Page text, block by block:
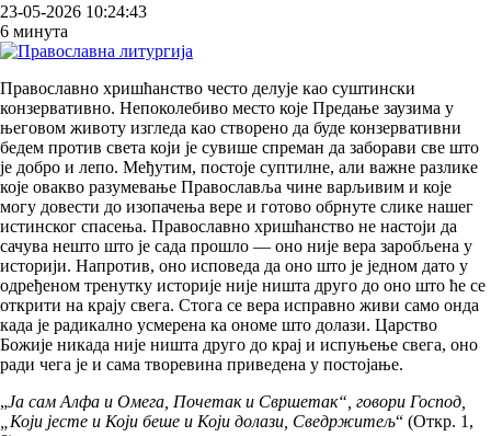
23-05-2026 10:24:43
6 минута
Православно хришћанство често делује као суштински
конзервативно. Непоколебиво место које Предање заузима у
његовом животу изгледа као створено да буде конзервативни
бедем против света који је сувише спреман да заборави све што
је добро и лепо. Међутим, постоје суптилне, али важне разлике
које овакво разумевање Православља чине варљивим и које
могу довести до изопачења вере и готово обрнуте слике нашег
истинског спасења. Православно хришћанство не настоји да
сачува нешто што је сада прошло — оно није вера заробљена у
историји. Напротив, оно исповеда да оно што је једном дато у
одређеном тренутку историје није ништа друго до оно што ће се
открити на крају свега. Стога се вера исправно живи само онда
када је радикално усмерена ка ономе што долази. Царство
Божије никада није ништа друго до крај и испуњење свега, оно
ради чега је и сама творевина приведена у постојање.
„Ја сам Алфа и Омега, Почетак и Свршетак“, говори Господ,
„Који јесте и Који беше и Који долази, Сведржитељ“ (Откр. 1,